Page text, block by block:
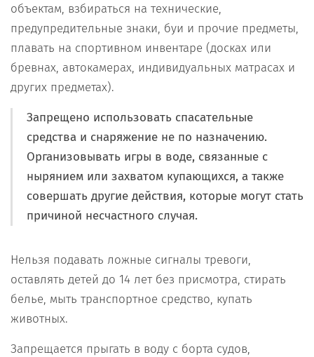
объектам, взбираться на технические,
предупредительные знаки, буи и прочие предметы,
плавать на спортивном инвентаре (досках или
бревнах, автокамерах, индивидуальных матрасах и
других предметах).
Запрещено использовать спасательные
средства и снаряжение не по назначению.
Организовывать игры в воде, связанные с
нырянием или захватом купающихся, а также
совершать другие действия, которые могут стать
причиной несчастного случая.
Нельзя подавать ложные сигналы тревоги,
оставлять детей до 14 лет без присмотра, стирать
белье, мыть транспортное средство, купать
животных.
Запрещается прыгать в воду с борта судов,